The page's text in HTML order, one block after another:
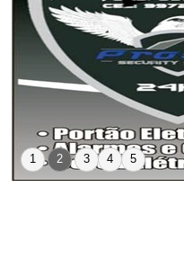
1 2 3 4 5